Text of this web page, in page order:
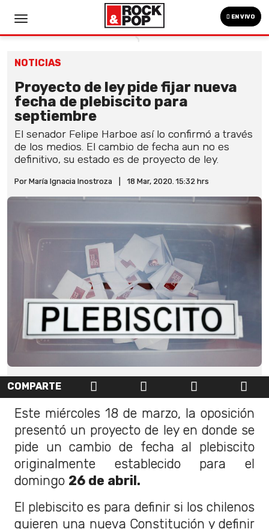
EN VIVO
NOTICIAS
Proyecto de ley pide fijar nueva
fecha de plebiscito para
septiembre
El senador Felipe Harboe así lo confirmó a través
de los medios. El cambio de fecha aun no es
definitivo, su estado es de proyecto de ley.
Por María Ignacia Inostroza 18 Mar, 2020. 15:32 hrs
COMPARTE
Este miércoles 18 de marzo, la oposición
presentó un proyecto de ley en donde se
pide un cambio de fecha al plebiscito
originalmente establecido para el
domingo 26 de abril.
El plebiscito es para definir si los chilenos
quieren una nueva Constitución y definir